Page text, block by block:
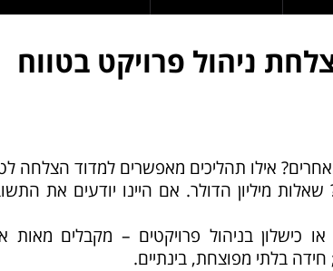
ניהול פרויקט בטווח
אילו תהליכים מאפשרים למדוד הצלחה
שאלות מיליון הדולר. אם היינו יודעים את
כישלון בניהול פרויקטים – מקבלים מאות
חידה בלתי מפוצחת, בינתיים.